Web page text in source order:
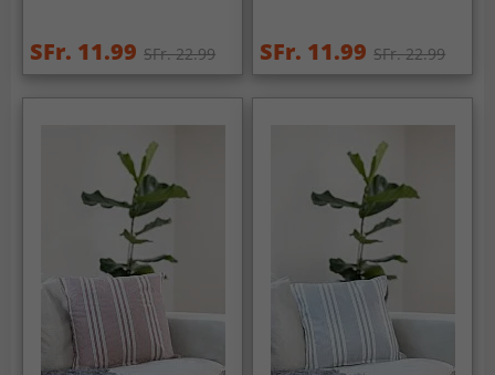
SFr. 11.99 SFr. 22.99 SFr. 11.99 SFr. 22.99